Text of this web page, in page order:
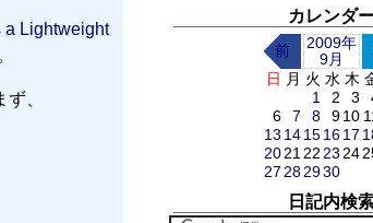
a Lightweight
、
カレンダ
前
2009年
9月
日 月 火 水 木
1
2 3
6
7 8 9 10
13 14 15 16 17
20 21 22 23 24
27 28 2930
日記内検